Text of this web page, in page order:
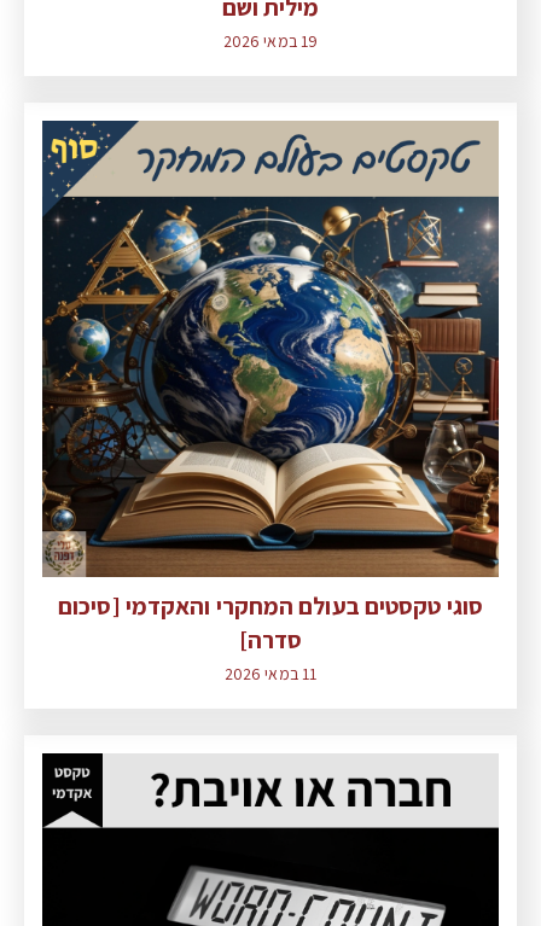
מילית ושם
19 במאי 2026
סוגי טקסטים בעולם המחקרי והאקדמי [סיכום
סדרה]
11 במאי 2026